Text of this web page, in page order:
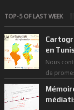
TOP-5 OF LAST WEEK
en
Nous
de